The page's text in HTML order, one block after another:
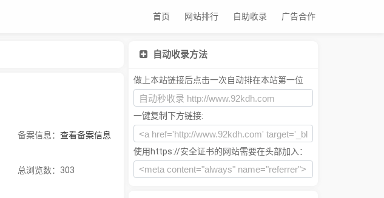
首页 网站排行 自助收录 广告合作
备案信息：查看备案信息
总浏览数：303
自动收录方法
做上本站链接后点击一次自动排在本站第一位
一键复制下方链接:
使用https://安全证书的网站需要在头部加入：